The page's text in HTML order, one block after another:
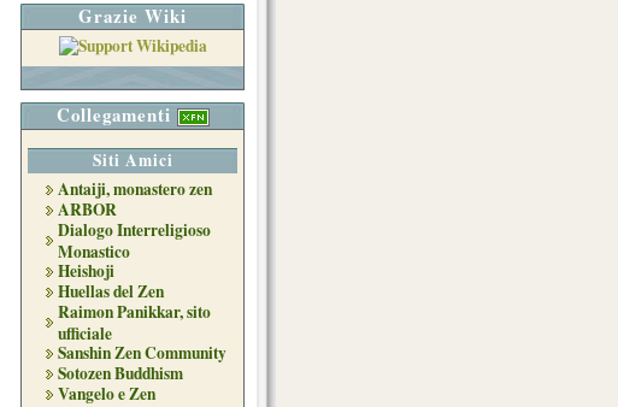
Grazie Wiki
Collegamenti
Siti Amici
Antaiji, monastero zen
ARBOR
Dialogo Interreligioso
Monastico
Heishoji
Huellas del Zen
Raimon Panikkar, sito
ufficiale
Sanshin Zen Community
Sotozen Buddhism
Vangelo e Zen